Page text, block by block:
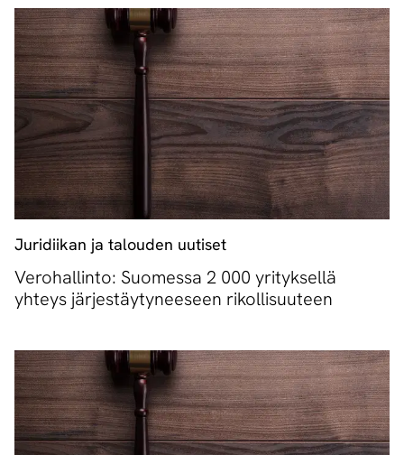
Juridiikan ja talouden uutiset
Verohallinto: Suomessa 2 000 yrityksellä
yhteys järjestäytyneeseen rikollisuuteen